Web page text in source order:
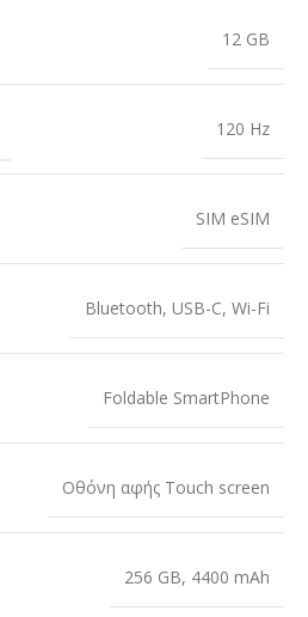
12 GB
120 Hz
SIM eSIM
Bluetooth, USB-C, Wi-Fi
Foldable SmartPhone
Οθόνη αφής Touch screen
256 GB, 4400 mAh